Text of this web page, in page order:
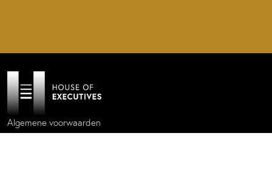
Algemene voorwaarden
Privacy policy